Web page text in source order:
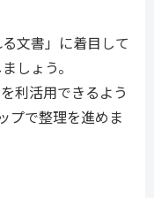
文書」に着目して
しょう。
利活用できるよう
プで整理を進めま